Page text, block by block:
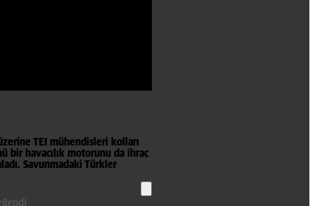
TEI mühendisleri kolları
bir havacılık motorunu da ihraç
Savunmadaki Türkler